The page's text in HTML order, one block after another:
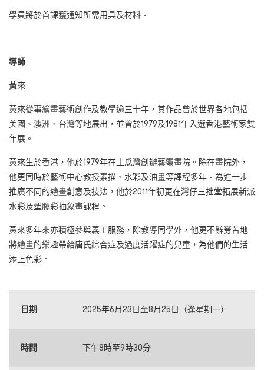
學員將於首課獲通知所需用具及材料。
導師
黃來
黃來從事繪畫藝術創作及教學逾三十年，其作品曾於世界各地包括
美國、澳洲、台灣等地展出，並曾於1979及1981年入選香港藝術家雙
年展。
黃來生於香港，他於1979年在土瓜灣創辦藝靈畫院。除在畫院外，
他更同時於藝術中心教授素描、水彩及油畫等課程多年。為進一步
推廣不同的繪畫創意及技法，他於2011年初更在灣仔三拙堂拓展新派
水彩及塑膠彩抽象畫課程。
黃來多年來亦積極參與義工服務，除教導同學外，他更不辭勞苦地
將繪畫的樂趣帶給唐氏綜合症及過度活躍症的兒童，為他們的生活
添上色彩。
日期 2025年6月23日至8月25日（逢星期一）
時間 下午8時至9時30分